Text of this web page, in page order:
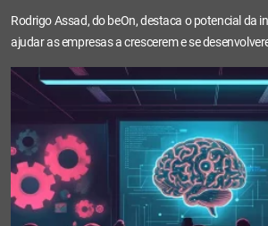
Rodrigo Assad, do beOn, destaca o potencial da
ajudar as empresas a crescerem e se